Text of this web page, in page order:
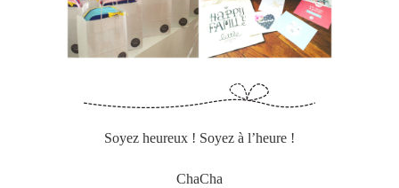
Soyez heureux ! Soyez à l’heure !
ChaCha